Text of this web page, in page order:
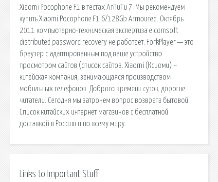
Xiaomi Pocophone F1 в тестах AnTuTu 7: Мы рекомендуем
купить Xiaomi Pocophone F1 6/128Gb Armoured. Октябрь
2011 компьютерно-техническая экспертиза elcomsoft
distributed password recovery не работает. ForkPlayer — это
браузер с адаптированным под ваше устройство
просмотром сайтов (список сайтов. Xiaomi (Ксиоми) –
китайская компания, занимающаяся производством
мобильных телефонов. Доброго времени суток, дорогие
читатели. Сегодня мы затронем вопрос возврата бытовой.
Список китайских интернет магазинов с бесплатной
доставкой в Россию и по всему миру.
Links to Important Stuff